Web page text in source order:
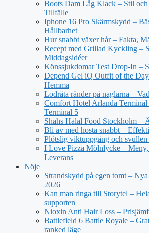
Boots Dam Låg Klack – Stil
Tillfälle
Iphone 16 Pro Skärmskydd –
Hållbarhet
Hur snabbt växer hår – Fakta,
Recept med Grillad Kyckling –
Middagsidéer
Könssjukdomar Test Drop-In –
Depend Gel iQ Outfit of the
Hemma
Lodräta ränder på naglarna –
Comfort Hotel Arlanda
Terminal 5
Shahs Halal Food Stockholm –
Bli av med hosta snabbt –
Plötslig viktuppgång och
I Love Pizza Mölnlycke –
Leverans
Nöje
Strandskydd på egen tomt –
2026
Kan man ringa till Storytel –
supporten
Nioxin Anti Hair Loss –
Battlefield 6 Battle Royale –
ranked läge